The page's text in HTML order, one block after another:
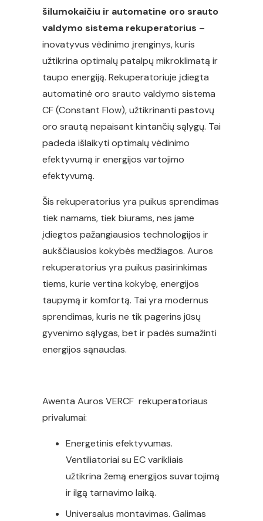
šilumokaičiu ir automatine oro srauto
valdymo sistema rekuperatorius –
inovatyvus vėdinimo įrenginys, kuris
užtikrina optimalų patalpų mikroklimatą ir
taupo energiją. Rekuperatoriuje įdiegta
automatinė oro srauto valdymo sistema
CF (Constant Flow), užtikrinanti pastovų
oro srautą nepaisant kintančių sąlygų. Tai
padeda išlaikyti optimalų vėdinimo
efektyvumą ir energijos vartojimo
efektyvumą.
Šis rekuperatorius yra puikus sprendimas
tiek namams, tiek biurams, nes jame
įdiegtos pažangiausios technologijos ir
aukščiausios kokybės medžiagos. Auros
rekuperatorius yra puikus pasirinkimas
tiems, kurie vertina kokybę, energijos
taupymą ir komfortą. Tai yra modernus
sprendimas, kuris ne tik pagerins jūsų
gyvenimo sąlygas, bet ir padės sumažinti
energijos sąnaudas.
Awenta Auros VERCF rekuperatoriaus
privalumai:
Energetinis efektyvumas.
Ventiliatoriai su EC varikliais
užtikrina žemą energijos suvartojimą
ir ilgą tarnavimo laiką.
Universalus montavimas. Galimas